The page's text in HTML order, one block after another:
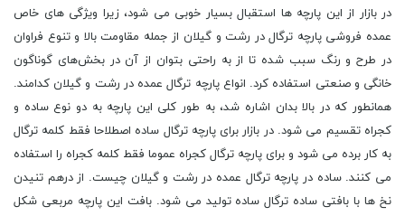
در بازار از این پارچه ها استقبال بسیار خوبی می شود، زیرا ویژگی ‌های خاص
عمده فروشی پارچه ترگال در رشت و گیلان از جمله مقاومت بالا‌‌‌‌‌‌‌ و تنوع فراوان
در طرح و رنگ سبب شده تا از به راحتی بتوان از آن در بخش‌های گوناگون
خانگی و صنعتی استفاده کرد. انواع پارچه ترگال عمده در رشت و گیلان کدامند.
همانطور که در بالا بدان اشاره شد، به طور کلی این پارچه به دو نوع ساده و
کجراه تقسیم می شود. در بازار برای پارچه ترگال ساده اصطلاحا فقط کلمه ترگال
به کار برده می شود و برای پارچه ترگال کجراه عموما فقط کلمه کجراه را استفاده
می کنند. ساده در پارچه ترگال عمده در رشت و گیلان چیست. از درهم تنیدن
نخ ها با بافتی ساده ترگال ساده تولید می شود. بافت این پارچه مربعی شکل